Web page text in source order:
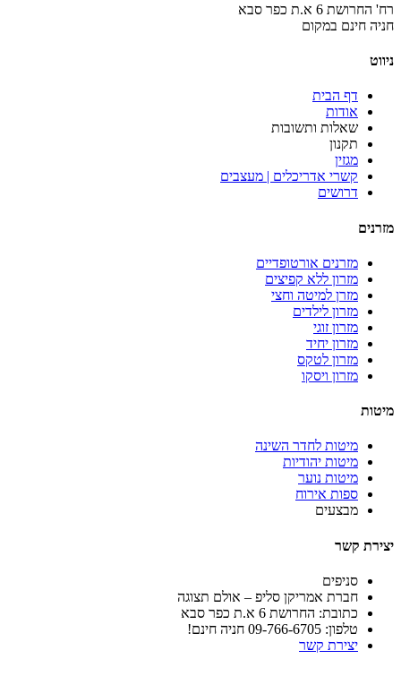
רח' החרושת 6 א.ת כפר סבא
חניה חינם במקום
ניווט
דף הבית
אודות
שאלות ותשובות
תקנון
מגזין
קשרי אדריכלים | מעצבים
דרושים
מזרנים
מזרנים אורטופדיים
מזרון ללא קפיצים
מזרן למיטה וחצי
מזרון לילדים
מזרון זוגי
מזרון יחיד
מזרון לטקס
מזרון ויסקו
מיטות
מיטות לחדר השינה
מיטות יהודיות
מיטות נוער
ספות אירוח
מבצעים
יצירת קשר
סניפים
חברת אמריקן סליפ – אולם תצוגה
כתובת: החרושת 6 א.ת כפר סבא
טלפון: 09-766-6705 חניה חינם!
יצירת קשר